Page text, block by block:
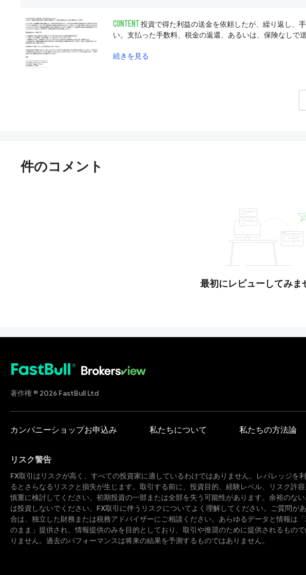
CONTENT投資で得た利益の送金を依頼したが、繰り返し、
続きを見る
件のコメント
最初にレビューしてみま
著作権 © 2026 FastBull Ltd
カンパニーショップお申込み 私たちについて 私たちの方法論
リスク警告
FX取引はリスクが高く、すべての投資家に適しているわけではありません。レバレッジを
るとさらなるリスクと損失が生じます。取引する前に、投資目的、経験レベル、リスク許
慎重に検討してください。初期投資の一部または全部を失う可能性があります。余裕のな
は投資しないでください。FX取引に伴うリスクについてよく理解してください。ご質問が
合は、独立した財務または税務アドバイザーにご相談ください。あらゆるデータと情報は
のまま」提供され、情報提供のみを目的としており、取引や推奨のために提供されるもの
りません。過去のパフォーマンスは将来の結果を予測するものではありません。